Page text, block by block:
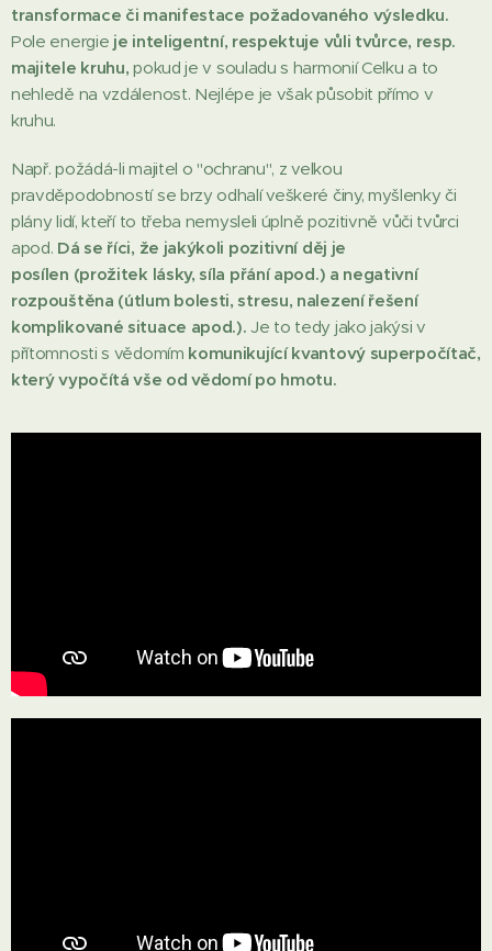
transformace či manifestace požadovaného výsledku.
Pole energie je inteligentní, respektuje vůli tvůrce, resp.
majitele kruhu, pokud je v souladu s harmonií Celku a to
nehledě na vzdálenost. Nejlépe je však působit přímo v
kruhu.
Např. požádá-li majitel o "ochranu", z velkou
pravděpodobností se brzy odhalí veškeré činy, myšlenky či
plány lidí, kteří to třeba nemysleli úplně pozitivně vůči tvůrci
apod. Dá se říci, že jakýkoli pozitivní děj je
posílen (prožitek lásky, síla přání apod.) a negativní
rozpouštěna (útlum bolesti, stresu, nalezení řešení
komplikované situace apod.). Je to tedy jako jakýsi v
přítomnosti s vědomím komunikující kvantový superpočítač,
který vypočítá vše od vědomí po hmotu.